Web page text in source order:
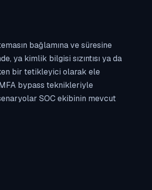
bağlamına ve süresine
ya kimlik bilgisi sızıntısı ya da
bir tetikleyici olarak ele
bypass teknikleriyle
SOC ekibinin mevcut